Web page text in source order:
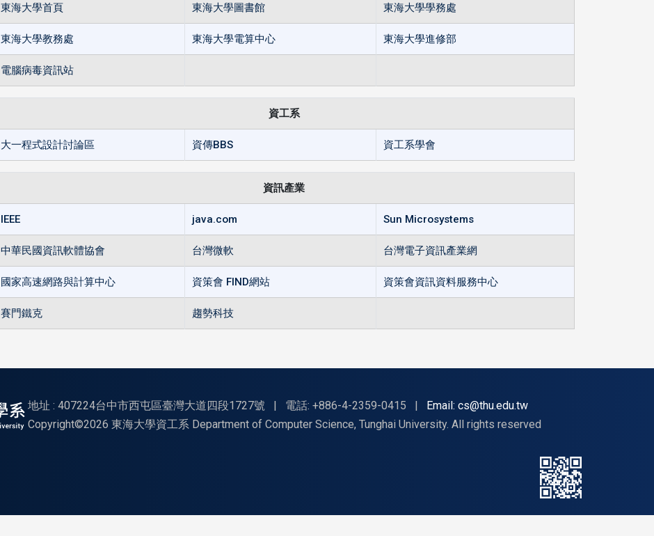
東海大學首頁 東海大學圖書館 東海大學學務處
東海大學教務處 東海大學電算中心 東海大學進修部
電腦病毒資訊站
資工系
大一程式設計討論區 資傳BBS 資工系學會
資訊產業
IEEE java.com Sun Microsystems
中華民國資訊軟體協會 台灣微軟 台灣電子資訊產業網
國家高速網路與計算中心 資策會 FIND網站 資策會資訊資料服務中心
賽門鐵克 趨勢科技
地址 : 407224台中市西屯區臺灣大道四段1727號 | 電話: +886-4-2359-0415 |
Email: cs@thu.edu.tw
Copyright©2026 東海大學資工系 Department of Computer Science, Tunghai University. All rights reserved